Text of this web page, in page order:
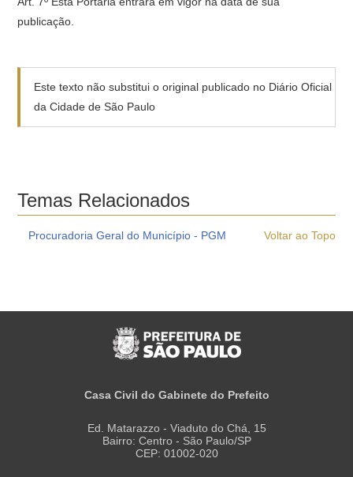
publicação.
Este texto não substitui o original publicado no Diário Oficial
da Cidade de São Paulo
Temas Relacionados
Voltar ao Topo
Procuradoria Geral do Município - PGM
Casa Civil do Gabinete do Prefeito
Ed. Matarazzo - Viaduto do Chá, 15
Bairro: Centro - São Paulo/SP
CEP: 01002-020